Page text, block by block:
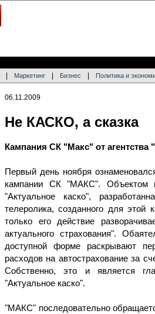
Маркетинг Бизнес Политика и
06.11.2009
Не КАСКО, а сказка
Кампания СК "Макс" от агентства
Первый день ноября
кампании СК "МАКС". Объектом
"Актуальное каско",
телеролика, созданного для этой
только его действие
актуального страхования".
доступной форме раскрывают
расходов на автострахование за
Собственно, это и является
"Актуальное каско".
"МАКС" последовательно